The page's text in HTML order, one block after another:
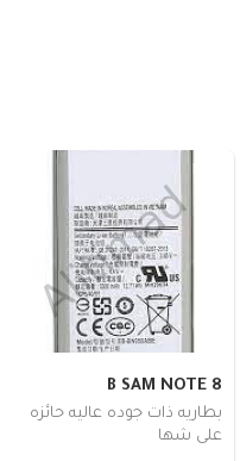
B SAM NOTE 8
بطاريه ذات جوده عاليه حائزه
على شها